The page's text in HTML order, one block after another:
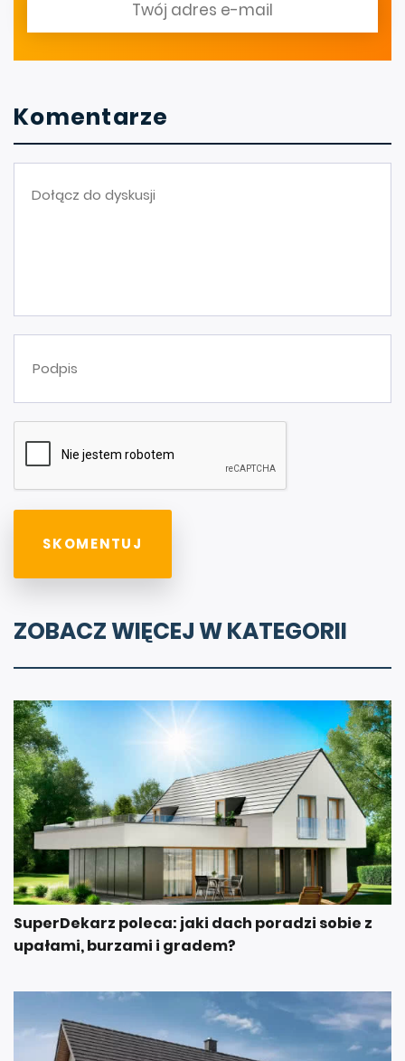
Komentarze
ZOBACZ WIĘCEJ W KATEGORII
SuperDekarz poleca: jaki dach poradzi sobie z
upałami, burzami i gradem?